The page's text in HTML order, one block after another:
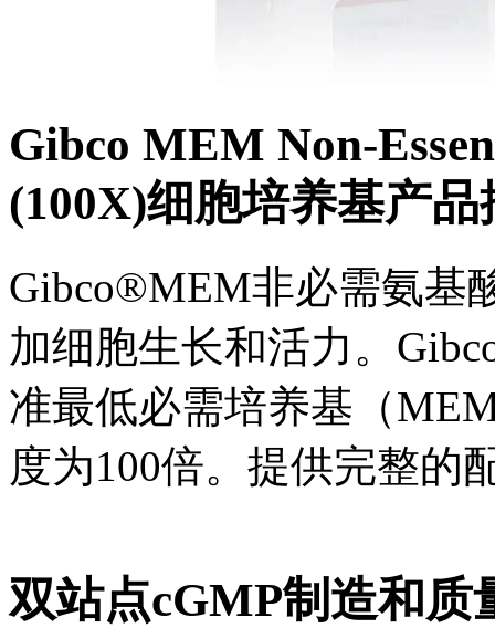
Gibco MEM Non-
(100X)细胞培养基产品
Gibco®MEM非必需氨基
加细胞生长和活力。
准最低必需培养基（
度为100倍。提供完整的
双站点cGMP制造和质